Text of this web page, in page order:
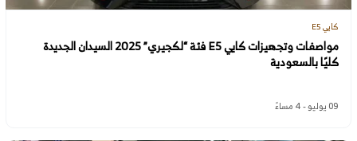
كايي E5
مواصفات وتجهيزات كايي E5 فئة “لكجيري” 2025 السيدان الجديدة
كليًا بالسعودية
09 يوليو - 4 مساءً